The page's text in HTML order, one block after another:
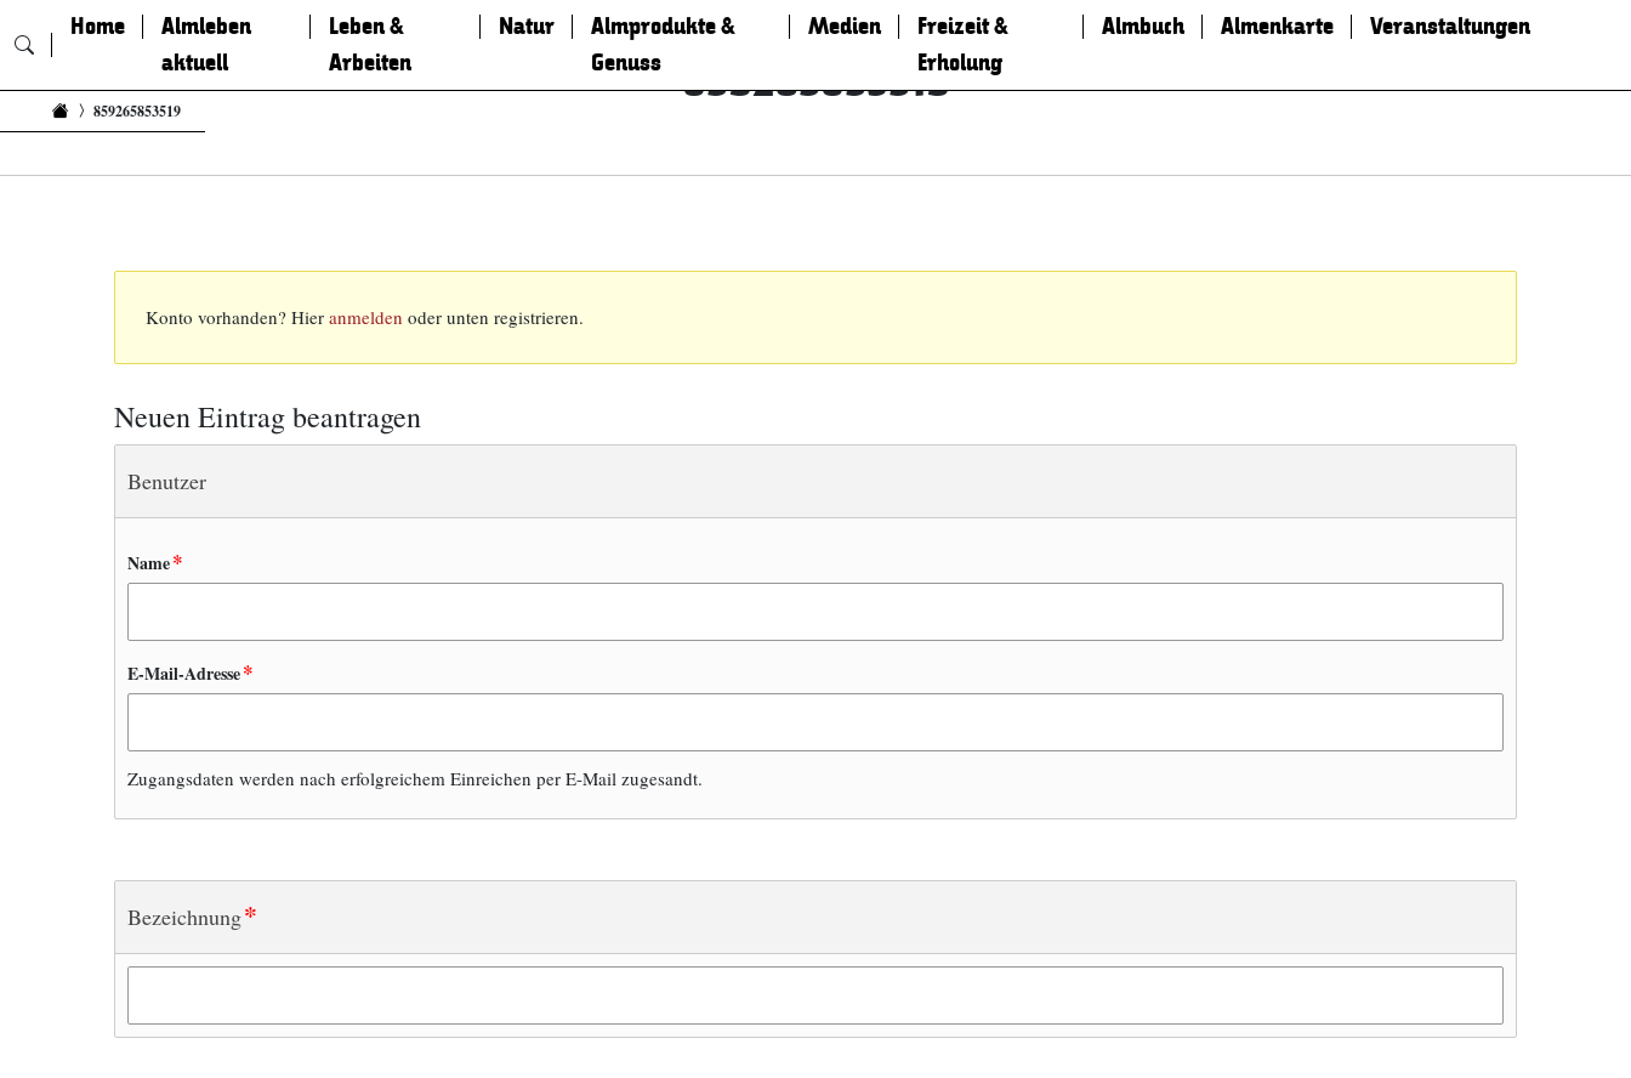
Zum Inhalt springen
Home
Almleben
aktuell
Leben &
Arbeiten
Natur
Almprodukte &
Genuss
Medien
Freizeit &
Erholung
Almbuch Almenkarte Veranstaltungen
859265853519 859265853519
Konto vorhanden? Hier anmelden oder unten registrieren.
Neuen Eintrag beantragen
Benutzer
Name*
E-Mail-Adresse*
Zugangsdaten werden nach erfolgreichem Einreichen per E-Mail zugesandt.
Bezeichnung*